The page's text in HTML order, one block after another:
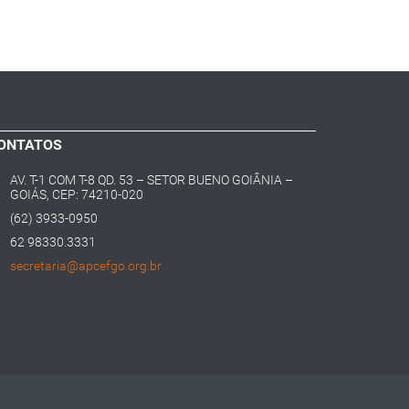
AV. T-1 COM T-8 QD. 53 – SETOR BUENO GOIÂNIA –
GOIÁS, CEP: 74210-020
(62) 3933-0950
62 98330.3331
secretaria@apcefgo.org.br